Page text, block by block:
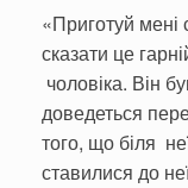
«Приготуй мені
сказати це
чоловіка. Він
доведеться
того, що біля
ставилися до